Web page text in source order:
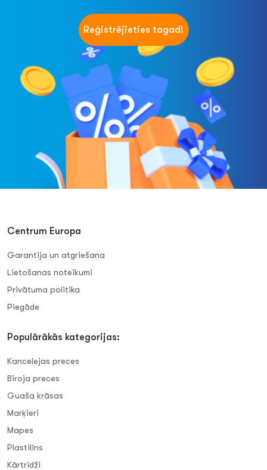
Reģistrējieties tagad!
Centrum Europa
Garantija un atgriešana
Lietošanas noteikumi
Privātuma politika
Piegāde
Populārākās kategorijas:
Kancelejas preces
Biroja preces
Guaša krāsas
Marķieri
Mapes
Plastilīns
Kārtridži